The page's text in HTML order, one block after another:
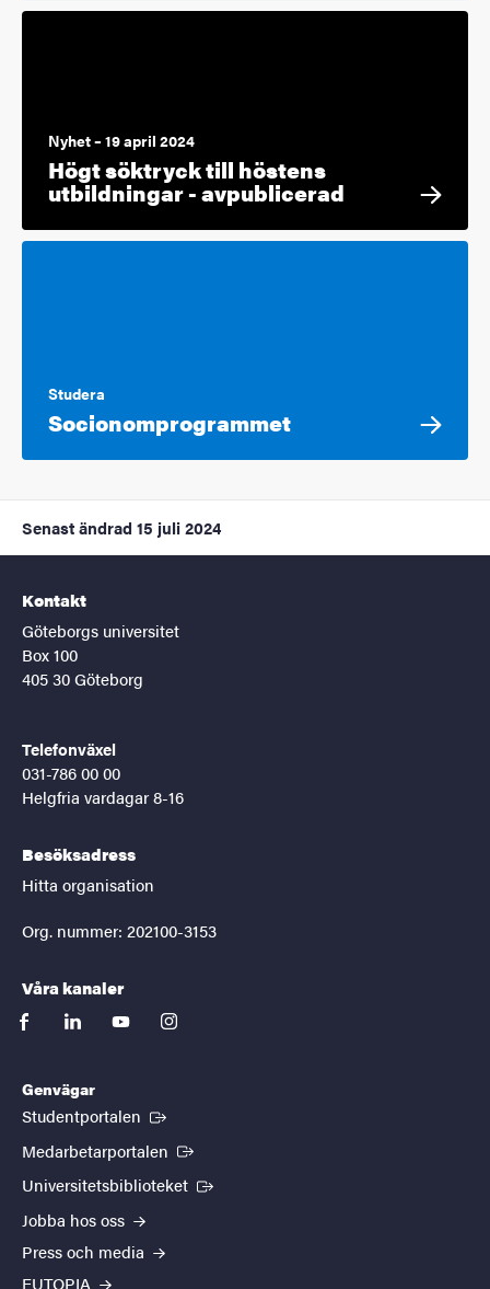
Nyhet – 19 april 2024
Högt söktryck till höstens
utbildningar - avpublicerad
Studera
Socionomprogrammet
Senast ändrad 15 juli 2024
Kontakt
Göteborgs universitet
Box 100
405 30 Göteborg
Telefonväxel
031-786 00 00
Helgfria vardagar 8-16
Besöksadress
Hitta organisation
Org. nummer: 202100-3153
Våra kanaler
facebooklinkedinyoutubeinstagram
Genvägar
Studentportalen (Extern länk)
Medarbetarportalen (Extern länk)
Universitetsbiblioteket (Extern länk)
Jobba hos oss
Press och media
EUTOPIA